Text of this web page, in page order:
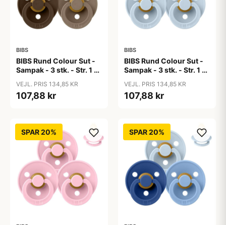
BIBS
BIBS Rund Colour Sut -
Sampak - 3 stk. - Str. 1 -
VEJL. PRIS 134,85 KR
107,88 kr
BIBS
BIBS Rund Colour Sut -
Sampak - 3 stk. - Str. 1 -
VEJL. PRIS 134,85 KR
107,88 kr
SPAR 20% SPAR 20%